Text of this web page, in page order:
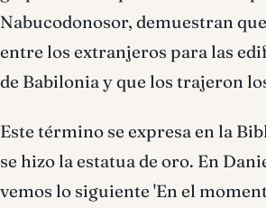
Nabucodonosor, demuestran
entre los extranjeros para las
de Babilonia y que los trajeron
Este término se expresa en la
se hizo la estatua de oro. En
vemos lo siguiente 'En el